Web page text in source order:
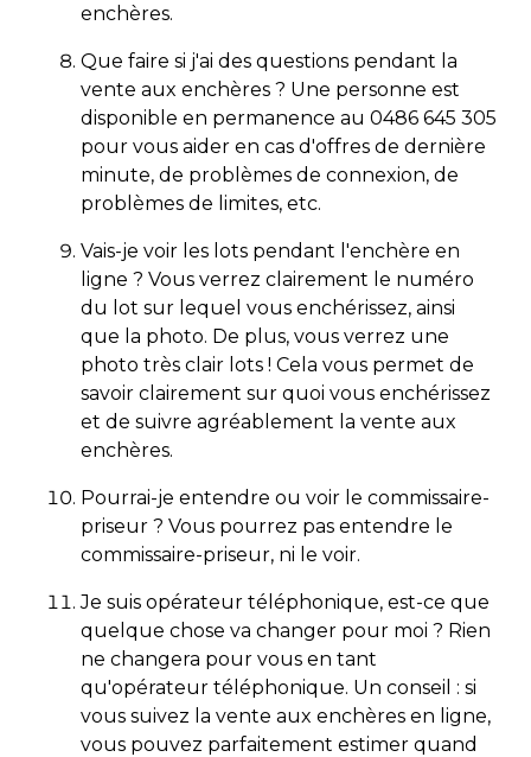
enchères.
Que faire si j'ai des questions pendant la
vente aux enchères ? Une personne est
disponible en permanence au 0486 645 305
pour vous aider en cas d'offres de dernière
minute, de problèmes de connexion, de
problèmes de limites, etc.
Vais-je voir les lots pendant l'enchère en
ligne ? Vous verrez clairement le numéro
du lot sur lequel vous enchérissez, ainsi
que la photo. De plus, vous verrez une
photo très clair lots ! Cela vous permet de
savoir clairement sur quoi vous enchérissez
et de suivre agréablement la vente aux
enchères.
Pourrai-je entendre ou voir le commissaire-
priseur ? Vous pourrez pas entendre le
commissaire-priseur, ni le voir.
Je suis opérateur téléphonique, est-ce que
quelque chose va changer pour moi ? Rien
ne changera pour vous en tant
qu'opérateur téléphonique. Un conseil : si
vous suivez la vente aux enchères en ligne,
vous pouvez parfaitement estimer quand